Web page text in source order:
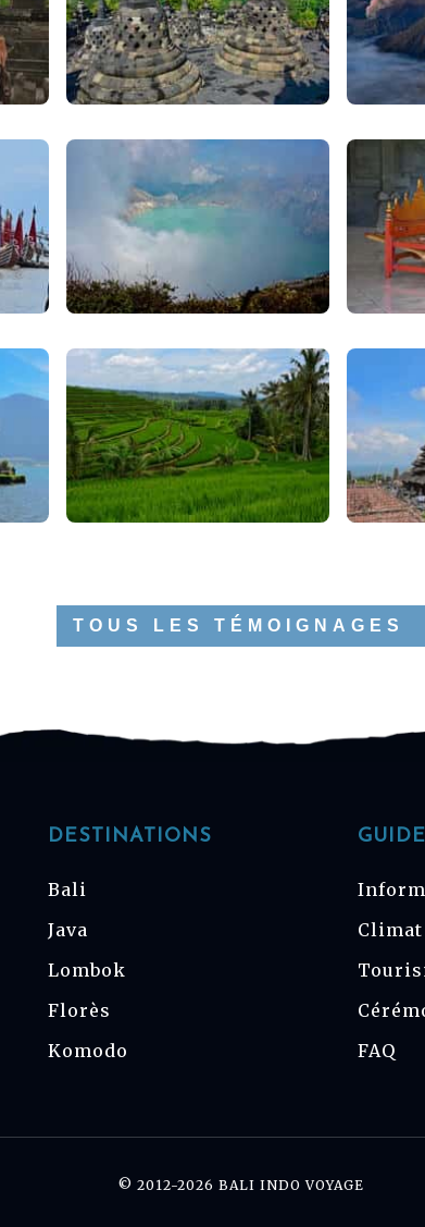
TOUS LES TÉMOIGNAGES
DESTINATIONS
Bali
Java
Lombok
Florès
Komodo
Climat
FAQ
© 2012-2026 BALI INDO VOYAGE